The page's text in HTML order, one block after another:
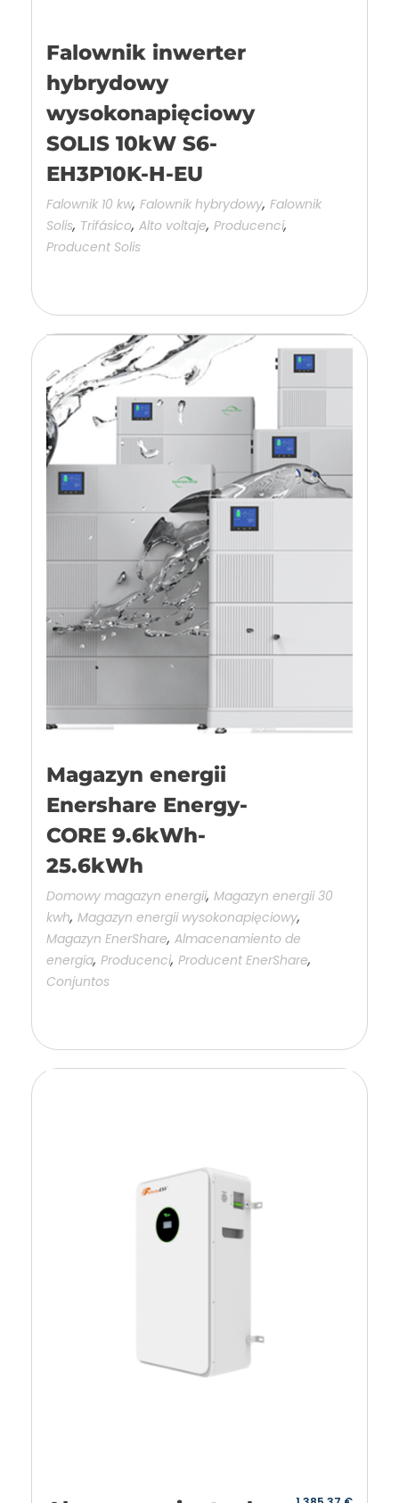
Falownik inwerter
hybrydowy
wysokonapięciowy
SOLIS 10kW S6-
EH3P10K-H-EU
Falownik 10 kw, Falownik hybrydowy, Falownik
Solis, Trifásico, Alto voltaje, Producenci,
Producent Solis
Magazyn energii
Enershare Energy-
CORE 9.6kWh-
25.6kWh
Domowy magazyn energii, Magazyn energii 30
kwh, Magazyn energii wysokonapięciowy,
Magazyn EnerShare, Almacenamiento de
energía, Producenci, Producent EnerShare,
Conjuntos